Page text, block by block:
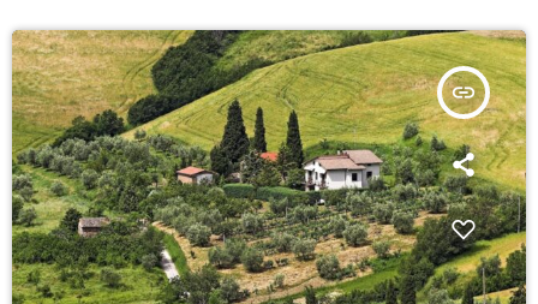
insert_link